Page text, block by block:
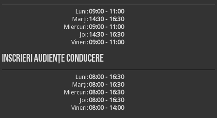
Luni:09:00 - 11:00
Marți:14:30 - 16:30
Miercuri:09:00 - 11:00
Joi:14:30 - 16:30
Vineri:09:00 - 11:00
Inscrieri audiențe conducere
Luni:08:00 - 16:30
Marți:08:00 - 16:30
Miercuri:08:00 - 16:30
Joi:08:00 - 16:30
Vineri:08:00 - 14:00